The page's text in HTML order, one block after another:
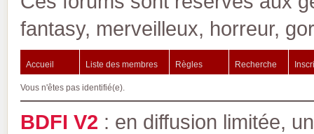
fantasy, merveilleux, horreur,
Accueil Liste des membres Règles Recherche
Vous n'êtes pas identifié(e).
BDFI V2 : en diffusion limitée,